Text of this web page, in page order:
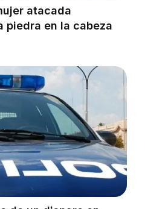
atacada
piedra en la cabeza